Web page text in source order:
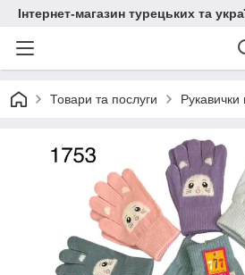
Інтернет-магазин турецьких та
Товари та послуги Рукавички